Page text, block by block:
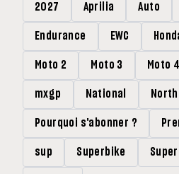
2027 Aprilia Auto
Endurance EWC
Moto 2 Moto 3 Moto 4
mxgp National
Pourquoi s'abonner ?
sup Superbike